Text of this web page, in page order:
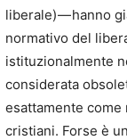
liberale) — hanno
normativo del
istituzionalmente
considerata
esattamente
cristiani. Forse è